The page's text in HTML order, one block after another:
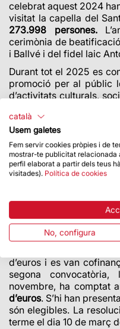
celebrat aquest 2024
visitat la capella del
273.998
persones.
cerimònia de
i Ballvé i del fidel laic
Durant tot el 2025 es
promoció per al públic
d’activitats culturals,
Gaudí.
El Fons d’Acció Social
50 %
La plena recuperació
part de l’excedent
Social. El2023 el
la Sagrada Família va
com a finalitat
per entitats sense
d’euros i es van
segona
novembre, ha comptat
d’euros. S’hi han
són elegibles. La
terme el dia 10 de març
català
Usem galetes
Fem servir cookies pròpies i de
mostrar-te publicitat relacionada
perfil elaborat a partir dels teus
visitades). Política de cookies
No, configura